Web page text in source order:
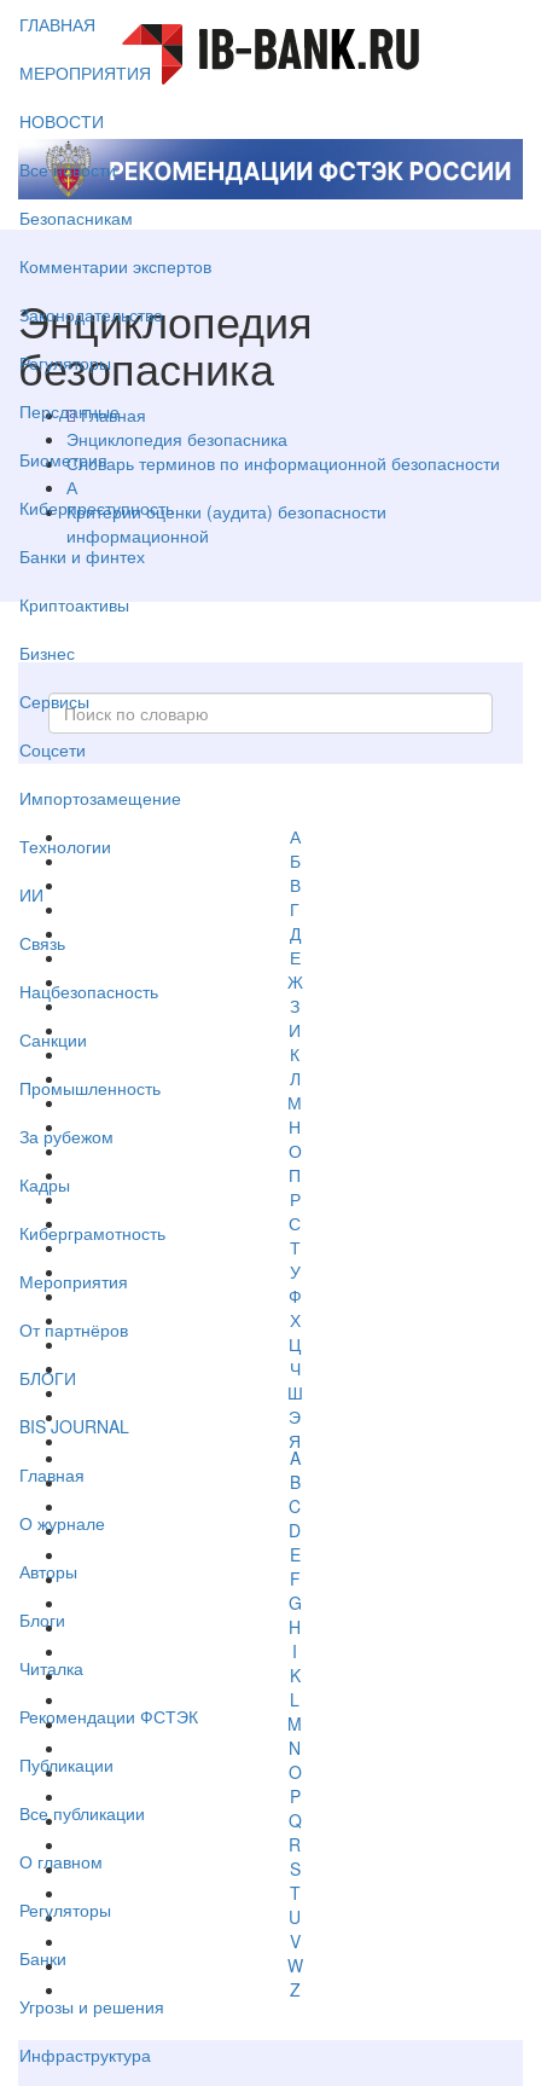
ГЛАВНАЯ
МЕРОПРИЯТИЯ
НОВОСТИ
Все новости
Безопасникам
Комментарии экспертов
Законодательство
Регуляторы
Персданные
Биометрия
Киберпреступность
Банки и финтех
Криптоактивы
Бизнес
Сервисы
Соцсети
Импортозамещение
Технологии
ИИ
Связь
Нацбезопасность
Санкции
Промышленность
За рубежом
Кадры
Киберграмотность
Мероприятия
От партнёров
БЛОГИ
BIS JOURNAL
Главная
О журнале
Авторы
Блоги
Читалка
Рекомендации ФСТЭК
Публикации
Все публикации
О главном
Регуляторы
Банки
Угрозы и решения
Инфраструктура
Энциклопедия
безопасника
Главная
Энциклопедия безопасника
Словарь терминов по информационной безопасности
А
Критерии оценки (аудита) безопасности
информационной
А
Б
В
Г
Д
Е
Ж
З
И
К
Л
М
Н
О
П
Р
С
Т
У
Ф
Х
Ц
Ч
Ш
Э
Я
A
B
C
D
E
F
G
H
I
K
L
M
N
O
P
Q
R
S
T
U
V
W
Z